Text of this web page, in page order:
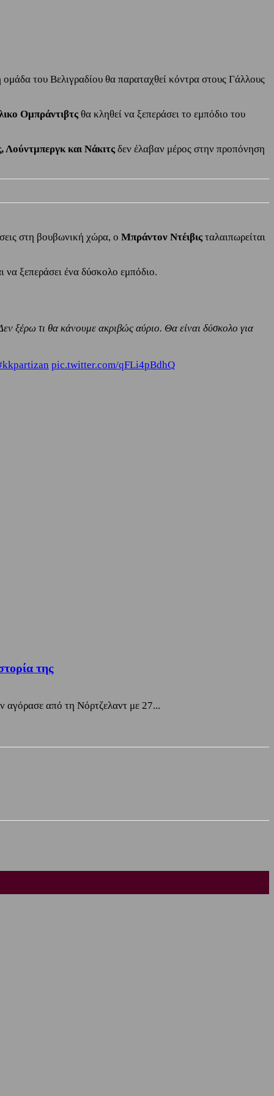
του Βελιγραδίου θα παραταχθεί κόντρα στους Γάλλους
Ομπράντιβτς θα κληθεί να ξεπεράσει το εμπόδιο του
Λούντμπεργκ και Νάκιτς δεν έλαβαν μέρος στην προπόνηση
στη βουβωνική χώρα, ο Μπράντον Ντέιβις ταλαιπωρείται
να ξεπεράσει ένα δύσκολο εμπόδιο.
τι θα κάνουμε ακριβώς αύριο. Θα είναι δύσκολο για
pic.twitter.com/qFLi4pBdhQ
της
αγόρασε από τη Νόρτζελαντ με 27...